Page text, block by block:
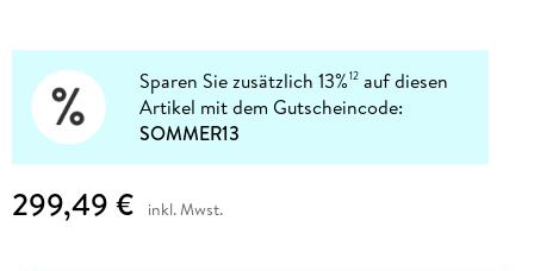
Sparen Sie zusätzlich 13%12 auf diesen
Artikel mit dem Gutscheincode:
SOMMER13
299,49 € inkl. Mwst.